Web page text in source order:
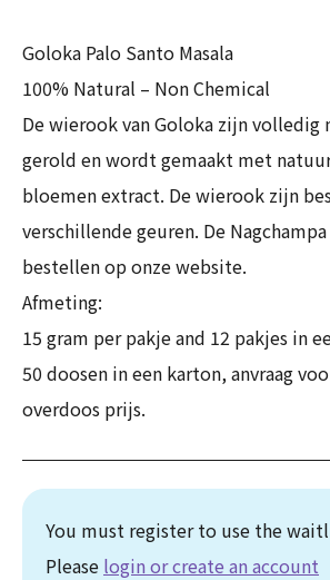
Goloka Palo Santo Masala
100% Natural – Non Chemical
De wierook van Goloka zijn volledig
gerold en wordt gemaakt met
bloemen extract. De wierook zijn
verschillende geuren. De
bestellen op onze website.
Afmeting:
15 gram per pakje and 12 pakjes in
50 doosen in een karton, anvraag
overdoos prijs.
You must register to use the
Please login or create an account